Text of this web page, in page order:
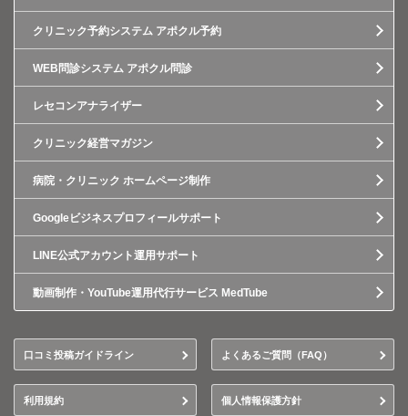
クリニック予約システム アポクル予約
WEB問診システム アポクル問診
レセコンアナライザー
クリニック経営マガジン
病院・クリニック ホームページ制作
Googleビジネスプロフィールサポート
LINE公式アカウント運用サポート
動画制作・YouTube運用代行サービス MedTube
口コミ投稿ガイドライン よくあるご質問（FAQ）
利用規約 個人情報保護方針